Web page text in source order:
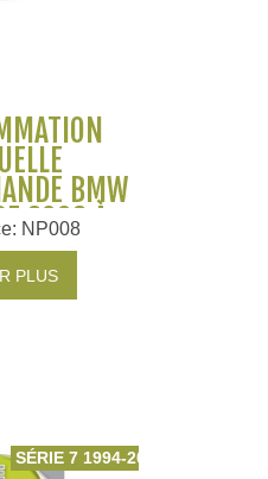
BMW
2003 À
NP008
PLUS
SÉRIE 7 1994-2001